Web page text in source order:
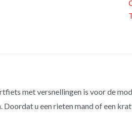
met versnellingen is voor de
Doordat u een rieten mand of een